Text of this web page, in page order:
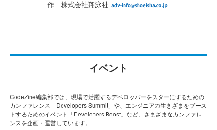
作 株式会社翔泳社
イベント
CodeZine編集部では、現場で活躍するデベロッパーをスターにするための
カンファレンス「Developers Summit」や、エンジニアの生きざまをブース
トするためのイベント「Developers Boost」など、さまざまなカンファレ
ンスを企画・運営しています。